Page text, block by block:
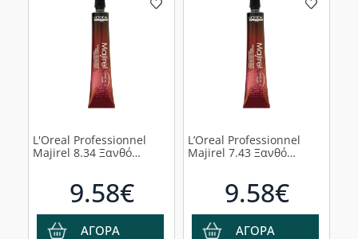
L'Oreal Professionnel
Majirel 8.34 Ξανθό
9.58€
ΑΓΟΡΑ
L’Oreal Professionnel
Majirel 7.43 Ξανθό
9.58€
ΑΓΟΡΑ